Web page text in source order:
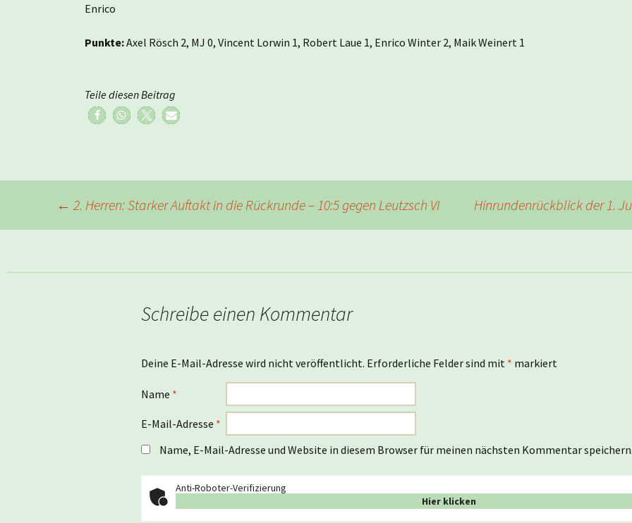
Enrico
Punkte:Axel Rösch 2, MJ 0, Vincent Lorwin 1, Robert Laue 1, Enrico Winter 2, Maik Weinert 1
Teile diesen Beitrag
Beitragsnavigation
← 2. Herren: Starker Auftakt in die Rückrunde – 10:5 gegen Leutzsch VI Hinrundenrückblick der 1.
Schreibe einen Kommentar
Deine E-Mail-Adresse wird nicht veröffentlicht. Erforderliche Felder sind mit * markiert
Name *
E-Mail-Adresse *
Name, E-Mail-Adresse und Website in diesem Browser für meinen nächsten Kommentar speichern.
Anti-Roboter-Verifizierung
Hier klicken